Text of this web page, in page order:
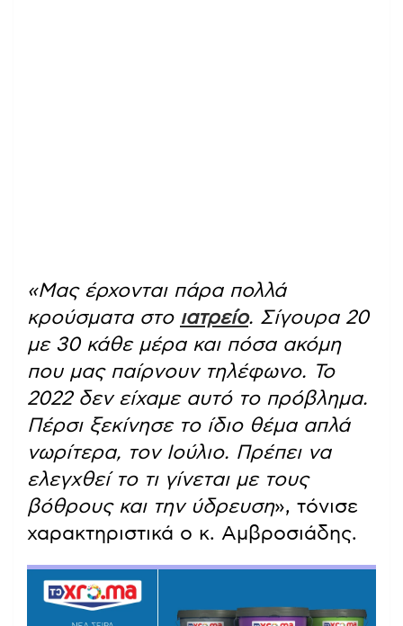
«Μας έρχονται πάρα πολλά
κρούσματα στο ιατρείο. Σίγουρα 20
με 30 κάθε μέρα και πόσα ακόμη
που μας παίρνουν τηλέφωνο. Το
2022 δεν είχαμε αυτό το πρόβλημα.
Πέρσι ξεκίνησε το ίδιο θέμα απλά
νωρίτερα, τον Ιούλιο. Πρέπει να
ελεγχθεί το τι γίνεται με τους
βόθρους και την ύδρευση», τόνισε
χαρακτηριστικά ο κ. Αμβροσιάδης.